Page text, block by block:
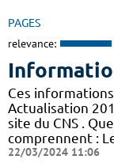
PAGES
relevance:
Ces
Actualisation
site du CNS .
comprennent :
22/03/2024 11:06